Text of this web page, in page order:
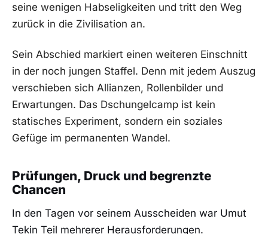
seine wenigen Habseligkeiten und tritt den Weg
zurück in die Zivilisation an.
Sein Abschied markiert einen weiteren Einschnitt
in der noch jungen Staffel. Denn mit jedem Auszug
verschieben sich Allianzen, Rollenbilder und
Erwartungen. Das Dschungelcamp ist kein
statisches Experiment, sondern ein soziales
Gefüge im permanenten Wandel.
Prüfungen, Druck und begrenzte
Chancen
In den Tagen vor seinem Ausscheiden war Umut
Tekin Teil mehrerer Herausforderungen.